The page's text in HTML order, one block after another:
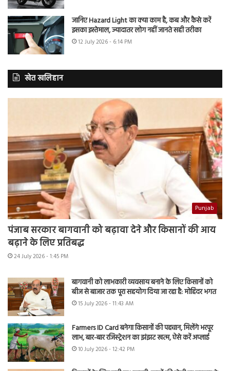
जानिए Hazard Light का क्या काम है, कब और कैसे करें
इसका इस्तेमाल, ज्यादातर लोग नहीं जानते सही तरीका
12 July 2026 - 6:14 PM
खेत खलिहान
Punjab
पंजाब सरकार बागवानी को बढ़ावा देने और किसानों की आय
बढ़ाने के लिए प्रतिबद्ध
24 July 2026 - 1:45 PM
बागवानी को लाभकारी व्यवसाय बनाने के लिए किसानों को
बीज से बाजार तक पूरा सहयोग दिया जा रहा है: मोहिंदर भगत
15 July 2026 - 11:43 AM
Farmers ID Card बनेगा किसानों की पहचान, मिलेंगे भरपूर
लाभ, बार-बार रजिस्ट्रेशन का झंझट खत्म, ऐसे करें अप्लाई
10 July 2026 - 12:42 PM